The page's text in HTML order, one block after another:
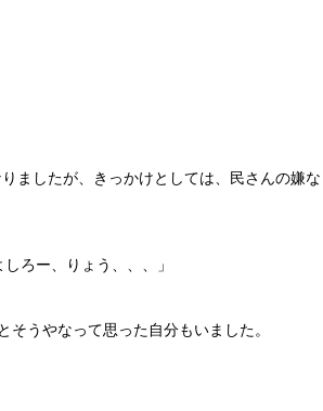
ましたが、きっかけとしては、民さんの嫌な
ろー、りょう、、、」
うやなって思った自分もいました。